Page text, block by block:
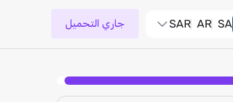
SA
AR
SAR جاري التحميل